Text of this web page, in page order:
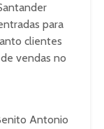
para
clientes
vendas no
Antonio